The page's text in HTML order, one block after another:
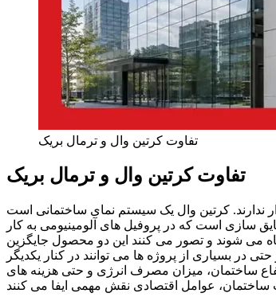
تفاوت کرتین وال و ترمال بریک
تفاوت کرتین وال و ترمال بریک
ندارند. کرتین وال یک سیستم نمای ساختمانی است
سازی است که در پروفیل های آلومینیومی به کار
می شوند و تصور می کنند این دو محصول جایگزین
در بسیاری از پروژه ها می توانند در کنار یکدیگر
ساختمان، میزان مصرف انرژی و حتی هزینه های